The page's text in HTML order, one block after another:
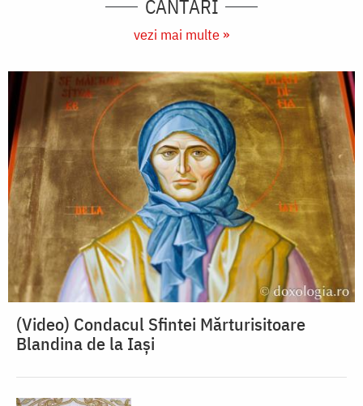
CÂNTĂRI
vezi mai multe »
(Video) Condacul Sfintei Mărturisitoare
Blandina de la Iași